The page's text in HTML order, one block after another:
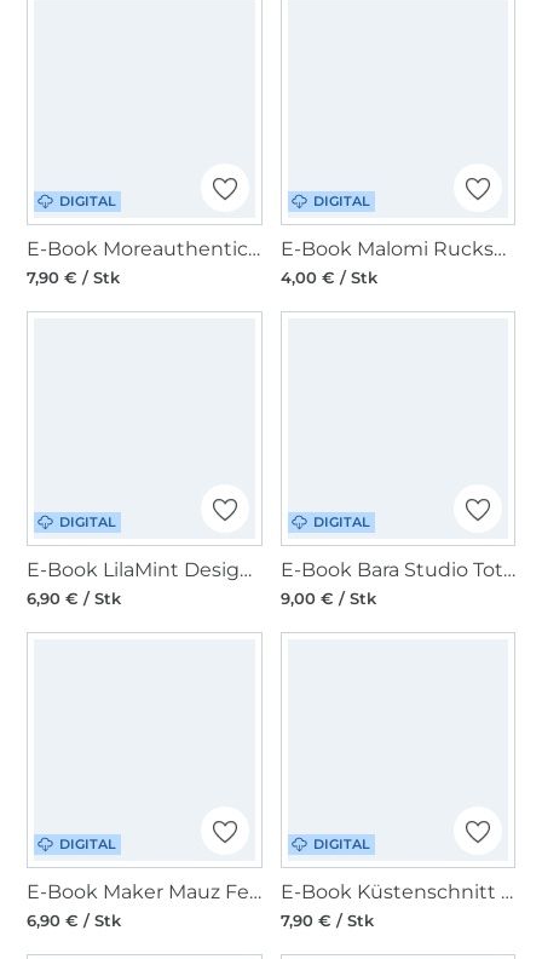
DIGITAL
E-Book Moreauthentic Schleifen Totebag Birdie
7,90 € / Stk
DIGITAL
E-Book Malomi Rucksack Tasche Sina
4,00 € / Stk
DIGITAL
E-Book LilaMint Design CrossbodyBag Wisconsin30
6,90 € / Stk
DIGITAL
E-Book Bara Studio Tote Bag Emma
9,00 € / Stk
DIGITAL
E-Book Maker Mauz Festivaltasche Toria
6,90 € / Stk
DIGITAL
E-Book Küstenschnitt Tasche Runi
7,90 € / Stk